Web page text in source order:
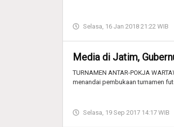
Selasa, 16 Jan 2018 21:22 WIB
Media di Jatim,
TURNAMEN ANTAR-POKJA
menandai pembukaan turnamen
Selasa, 19 Sep 2017 14:17 WIB